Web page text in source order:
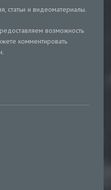
статьи и видеоматериалы.
возможность
комментировать